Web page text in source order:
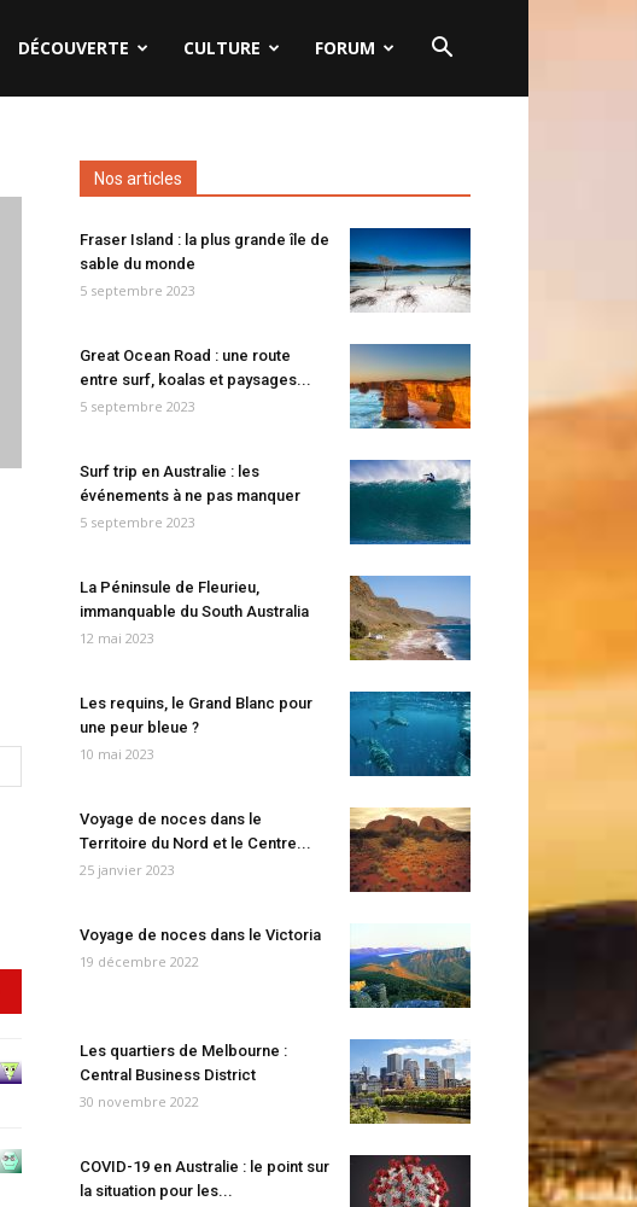
DÉCOUVERTE CULTURE FORUM
Nos articles
Fraser Island : la plus grande île de
sable du monde
5 septembre 2023
Great Ocean Road : une route
entre surf, koalas et paysages...
5 septembre 2023
Surf trip en Australie : les
événements à ne pas manquer
5 septembre 2023
La Péninsule de Fleurieu,
immanquable du South Australia
12 mai 2023
Les requins, le Grand Blanc pour
une peur bleue ?
10 mai 2023
Voyage de noces dans le
Territoire du Nord et le Centre...
25 janvier 2023
Voyage de noces dans le Victoria
19 décembre 2022
Les quartiers de Melbourne :
Central Business District
30 novembre 2022
COVID-19 en Australie : le point sur
la situation pour les...